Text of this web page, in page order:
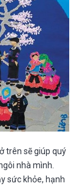
ở trên sẽ giúp quý
nhà mình.
sức khỏe, hạnh